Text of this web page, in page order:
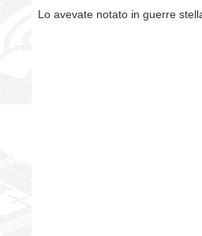
Lo avevate notato in guerre